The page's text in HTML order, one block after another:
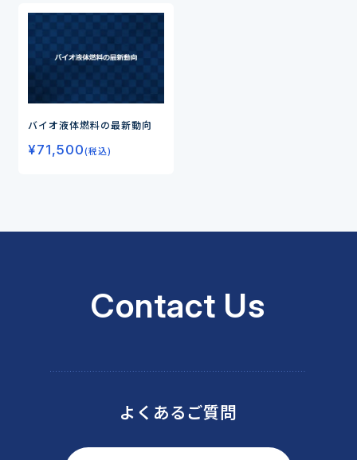
バイオ液体燃料の最新動向
¥71,500(税込)
Contact Us
よくあるご質問